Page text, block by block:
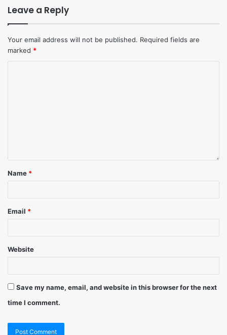
Leave a Reply
Your email address will not be published. Required fields are
marked *
Name *
Email *
Website
Save my name, email, and website in this browser for the next
time I comment.